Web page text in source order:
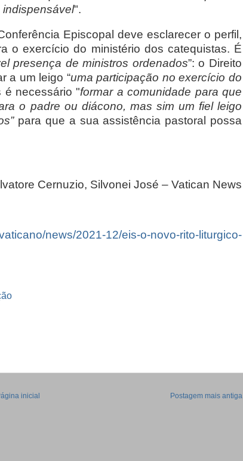
".
Episcopal deve esclarecer o perfil,
o exercício do ministério dos catequistas. É
presença de ministros ordenados”: o Direito
a um leigo “uma participação no exercício do
é necessário "formar a comunidade para que
o padre ou diácono, mas sim um fiel leigo
para que a sua assistência pastoral possa
Cernuzio, Silvonei José – Vatican News
news/2021-12/eis-o-novo-rito-liturgico-
Postagem mais antiga
inicial